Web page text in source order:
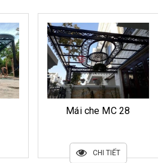
Mái che MC 28
CHI TIẾT